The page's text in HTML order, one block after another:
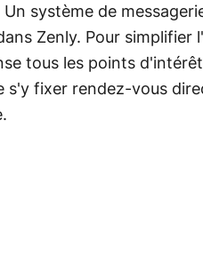
système de
Zenly. Pour
tous les points
s'y fixer rendez-vous